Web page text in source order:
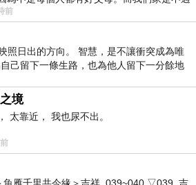
的劍法進步很多，喝聲也開始
憂：太子的學問越進步，所發
，老法師的憂心就越沉重。
平時也沒什麼儀式感，生活趨近冷
前
照日出的方向。 智慧，是不讓衝突成為唯
己留下一條生路，也為他人留下一分餘地
境
太靠近， 我也尿不出。